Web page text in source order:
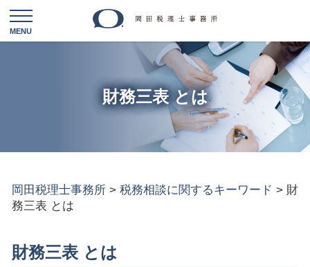
財務三表 とは
岡田税理士事務所 > 税務相談に関するキーワード > 財
務三表 とは
財務三表 とは